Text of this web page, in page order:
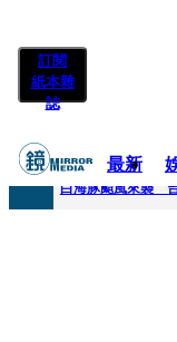
訂閱
紙本雜
誌
最新
快訊
白海豚颱風來襲